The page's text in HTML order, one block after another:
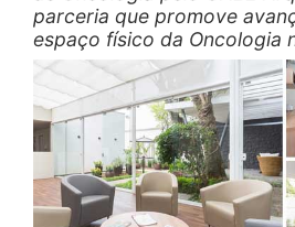
parceria que promove
espaço físico da Oncologia